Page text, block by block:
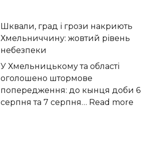
Шквали, град і грози накриють
Хмельниччину: жовтий рівень
небезпеки
У Хмельницькому та області
оголошено штормове
попередження: до кынця доби 6
серпня та 7 серпня… Read more